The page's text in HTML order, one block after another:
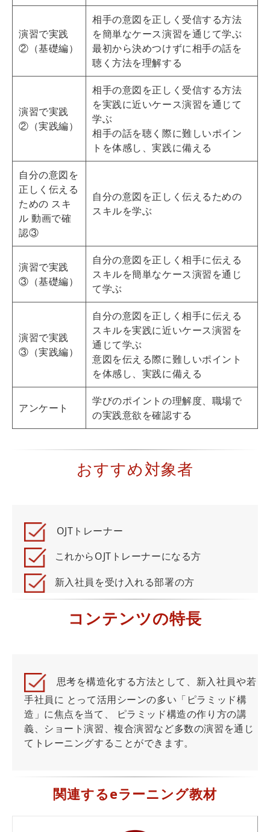
演習で実践
②（基礎編）
相手の意図を正しく受信する方法
を簡単なケース演習を通じて学ぶ
最初から決めつけずに相手の話を
聴く方法を理解する
演習で実践
②（実践編）
相手の意図を正しく受信する方法
を実践に近いケース演習を通じて
学ぶ
相手の話を聴く際に難しいポイン
トを体感し、実践に備える
自分の意図を
正しく伝える
ための スキ
ル 動画で確
認③
自分の意図を正しく伝えるための
スキルを学ぶ
演習で実践
③（基礎編）
自分の意図を正しく相手に伝える
スキルを簡単なケース演習を通じ
て学ぶ
演習で実践
③（実践編）
自分の意図を正しく相手に伝える
スキルを実践に近いケース演習を
通じて学ぶ
意図を伝える際に難しいポイント
を体感し、実践に備える
アンケート
学びのポイントの理解度、職場で
の実践意欲を確認する
おすすめ対象者
OJTトレーナー
これからOJTトレーナーになる方
新入社員を受け入れる部署の方
コンテンツの特長
思考を構造化する方法として、新入社員や若
手社員に とって活用シーンの多い「ピラミッド構
造」に焦点を当て、 ピラミッド構造の作り方の講
義、ショート演習、複合演習など多数の演習を通じ
てトレーニングすることができます。
関連するeラーニング教材